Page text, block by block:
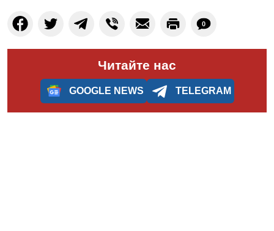
0
Читайте нас
GOOGLE NEWS TELEGRAM